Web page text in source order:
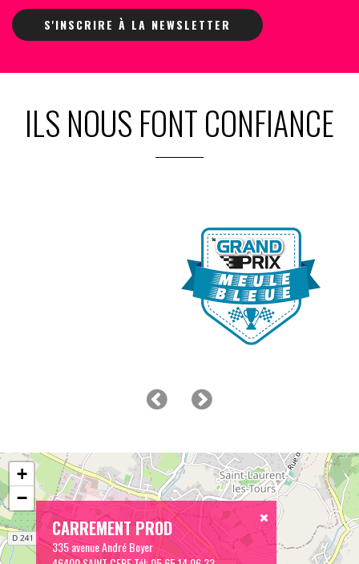
S'INSCRIRE À LA NEWSLETTER
ILS NOUS FONT CONFIANCE
CARREMENT PROD
335 avenue André Boyer
+
−